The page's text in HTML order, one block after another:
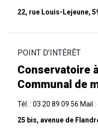
22, rue Louis-Lejeune,
POINT D'INTÉRÊT
Conservatoire
Communal de
Tél. : 03 20 89 09 56
25 bis, avenue de